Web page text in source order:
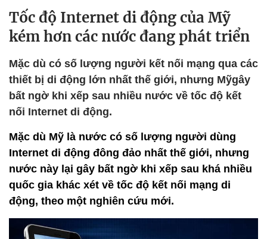
Tốc độ Internet di động của Mỹ
kém hơn các nước đang phát triển
Mặc dù có số lượng người kết nối mạng qua các
thiết bị di động lớn nhất thế giới, nhưng Mỹgây
bất ngờ khi xếp sau nhiều nước về tốc độ kết
nối Internet di động.
Mặc dù Mỹ là nước có số lượng người dùng
Internet di động đông đảo nhất thế giới, nhưng
nước này lại gây bất ngờ khi xếp sau khá nhiều
quốc gia khác xét về tốc độ kết nối mạng di
động, theo một nghiên cứu mới.